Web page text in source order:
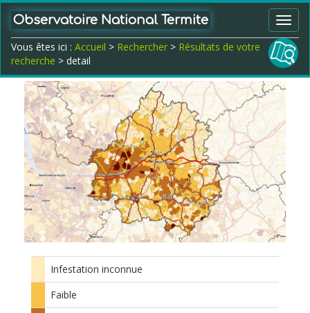
Observatoire National Termite
Vous êtes ici : Accueil > Rechercher > Résultats de votre
recherche > detail
Infestation inconnue
Faible